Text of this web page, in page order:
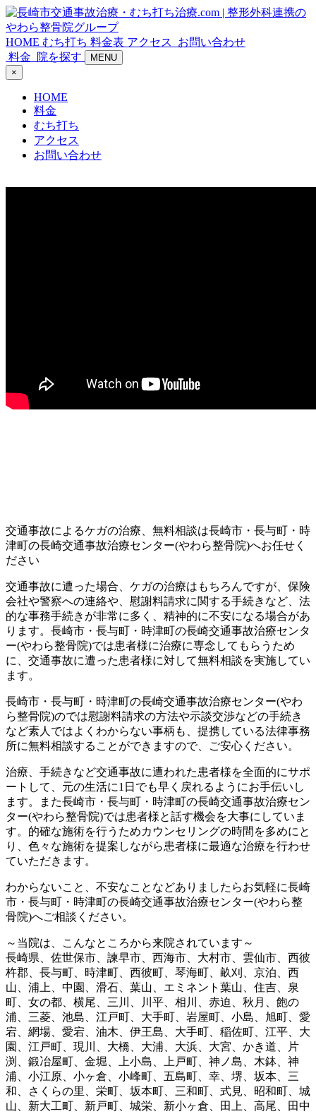
HOME むち打ち 料金表 アクセス
お問い合わせ
料金
院を探す
MENU
×
HOME
料金
むち打ち
アクセス
お問い合わせ
交通事故によるケガの治療、無料相談は長崎市・長与町・時
津町の長崎交通事故治療センター(やわら整骨院)へお任せく
ださい
交通事故に遭った場合、ケガの治療はもちろんですが、保険
会社や警察への連絡や、慰謝料請求に関する手続きなど、法
的な事務手続きが非常に多く、精神的に不安になる場合があ
ります。長崎市・長与町・時津町の長崎交通事故治療センタ
ー(やわら整骨院)では患者様に治療に専念してもらうため
に、交通事故に遭った患者様に対して無料相談を実施してい
ます。
長崎市・長与町・時津町の長崎交通事故治療センター(やわ
ら整骨院)のでは慰謝料請求の方法や示談交渉などの手続き
など素人ではよくわからない事柄も、提携している法律事務
所に無料相談することができますので、ご安心ください。
治療、手続きなど交通事故に遭われた患者様を全面的にサポ
ートして、元の生活に1日でも早く戻れるようにお手伝いし
ます。また長崎市・長与町・時津町の長崎交通事故治療セン
ター(やわら整骨院)では患者様と話す機会を大事にしていま
す。的確な施術を行うためカウンセリングの時間を多めにと
り、色々な施術を提案しながら患者様に最適な治療を行わせ
ていただきます。
わからないこと、不安なことなどありましたらお気軽に長崎
市・長与町・時津町の長崎交通事故治療センター(やわら整
骨院)へご相談ください。
～当院は、こんなところから来院されています～
長崎県、佐世保市、諫早市、西海市、大村市、雲仙市、西彼
杵郡、長与町、時津町、西彼町、琴海町、畝刈、京泊、西
山、浦上、中園、滑石、葉山、エミネント葉山、住吉、泉
町、女の都、横尾、三川、川平、相川、赤迫、秋月、飽の
浦、三菱、池島、江戸町、大手町、岩屋町、小島、旭町、愛
宕、網場、愛宕、油木、伊王島、大手町、稲佐町、江平、大
園、江戸町、現川、大橋、大浦、大浜、大宮、かき道、片
渕、鍛冶屋町、金堀、上小島、上戸町、神ノ島、木鉢、神
浦、小江原、小ヶ倉、小峰町、五島町、幸、堺、坂本、三
和、さくらの里、栄町、坂本町、三和町、式見、昭和町、城
山、新大工町、新戸町、城栄、新小ヶ倉、田上、高尾、田中